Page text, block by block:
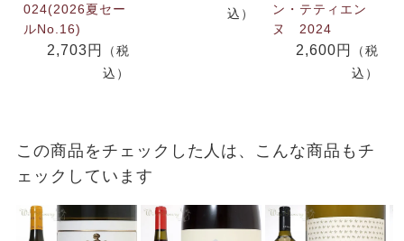
024(2026夏セー
ルNo.16)
2,703円
（税
込）
込）
ン・テティエン
ヌ 2024
2,600円
（税
込）
この商品をチェックした人は、こんな商品もチ
ェックしています